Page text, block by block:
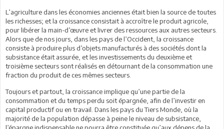
L’agriculture dans les économies anciennes était bien la source de toutes
les richesses; et la croissance consistait à accroître le produit agricole,
pour libérer la main-d’œuvre et livrer des ressources aux autres secteurs.
Alors que de nos jours, dans les pays de l’Occident, la croissance
consiste à produire plus d’objets manufacturés à des sociétés dont la
subsistance était assurée, et les investissements du deuxième et
troisième secteurs sont réalisés en détournant de la consommation une
fraction du produit de ces mêmes secteurs.
Toujours et partout, la croissance implique qu’une partie de la
consommation et du temps perdu soit épargnée, afin de l’investir en
capital productif ou en travail. Dans les pays du Tiers Monde, où la
majorité de la population dépasse à peine le niveau de subsistance,
l’épargne indispensable ne pourra être constituée qu’aux dépens de la